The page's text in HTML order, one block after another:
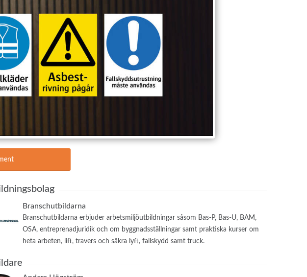
Branschutbildarna
Branschutbildarna erbjuder arbetsmiljöutbildningar såsom Bas-P, Bas-U, BAM,
OSA, entreprenadjuridik och om byggnadsställningar samt praktiska kurser om
heta arbeten, lift, travers och säkra lyft, fallskydd samt truck.